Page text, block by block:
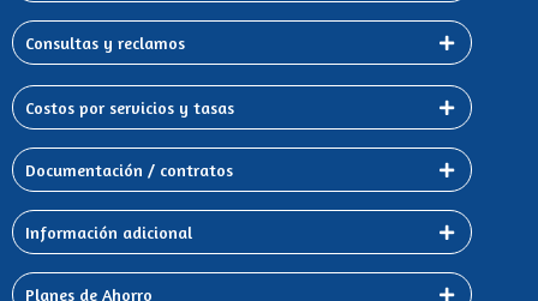
Consultas y reclamos
Costos por servicios y tasas
Documentación / contratos
Información adicional
Planes de Ahorro